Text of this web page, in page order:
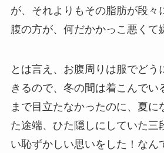
が、それよりもその脂肪が段々
腹の方が、何だかかっこ悪くて
とは言え、お腹周りは服でどう
きるので、冬の間は着こんでい
まで目立たなかったのに、夏に
た途端、ひた隠しにしていた三
い恥ずかしい思いをした！なん